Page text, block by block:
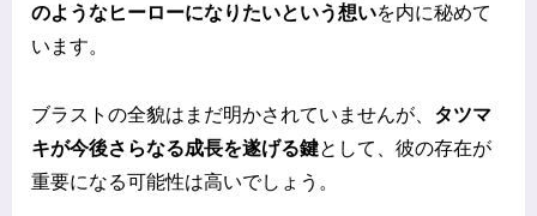
のようなヒーローになりたいという想いを内に秘めて
います。
ブラストの全貌はまだ明かされていませんが、 タツマ
キが今後さらなる成長を遂げる鍵として、彼の存在が
重要になる可能性は高いでしょう。